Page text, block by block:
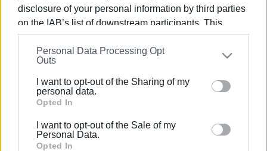
disclosure of your personal information by third parties
on the IAB’s list of downstream participants. This
information may also be disclosed by us to third parties
on theIAB’s List of Downstream Participants
that may
further disclose it to other third parties.
Please note that this website/app uses one or more
Google services and may gather and store information
behaviour. You may click to grant or deny consent to
Google and its third-party tags to use your data for
Personal Data Processing Opt
Outs
I want to opt-out of the Sharing of my
personal data.
Opted In
I want to opt-out of the Sale of my
Personal Data.
Opted In